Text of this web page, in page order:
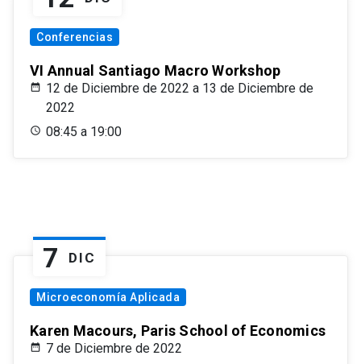
Conferencias
VI Annual Santiago Macro Workshop
12 de Diciembre de 2022 a 13 de Diciembre de
2022
08:45 a 19:00
7 DIC
Microeconomía Aplicada
Karen Macours, Paris School of Economics
7 de Diciembre de 2022